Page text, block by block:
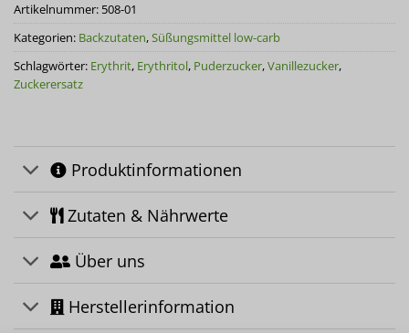
Artikelnummer: 508-01
Kategorien: Backzutaten,Süßungsmittel low-carb
Schlagwörter: Erythrit, Erythritol, Puderzucker,Vanillezucker,
Zuckerersatz
Produktinformationen
Zutaten & Nährwerte
Über uns
Herstellerinformation